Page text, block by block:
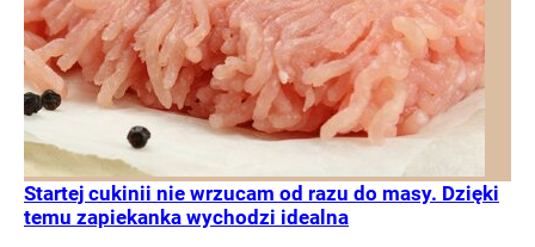
Startej cukinii nie wrzucam od razu do masy. Dzięki
temu zapiekanka wychodzi idealna